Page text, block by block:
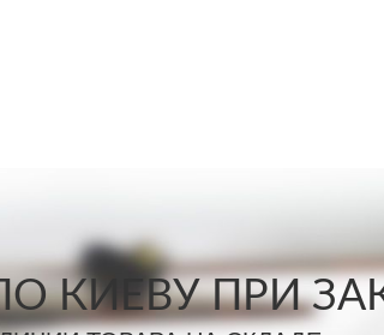
КИЕВУ ПРИ